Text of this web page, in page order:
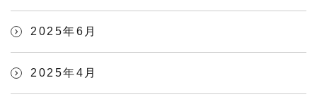
2025年6月
2025年4月